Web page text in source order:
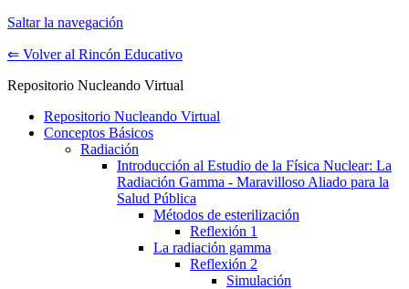
Saltar la navegación
⇐ Volver al Rincón Educativo
Repositorio Nucleando Virtual
Repositorio Nucleando Virtual
Conceptos Básicos
Radiación
Introducción al Estudio de la Física Nuclear: La
Radiación Gamma - Maravilloso Aliado para la
Salud Pública
Métodos de esterilización
Reflexión 1
La radiación gamma
Reflexión 2
Simulación